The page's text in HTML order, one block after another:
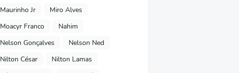
Maurinho Jr
Miro Alves
Moacyr Franco
Nahim
Nelson Gonçalves
Nelson Ned
Nilton César
Nilton Lamas